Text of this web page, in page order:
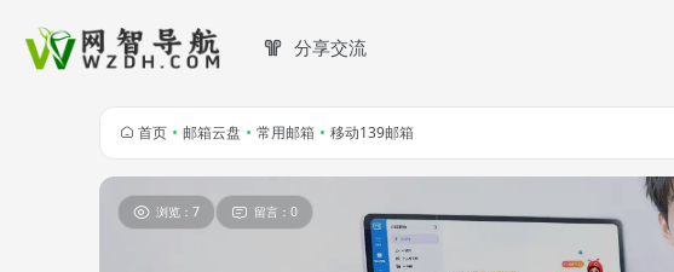
分享交流
首页 • 邮箱云盘 • 常用邮箱 • 移动139邮箱
浏览：7 留言：0